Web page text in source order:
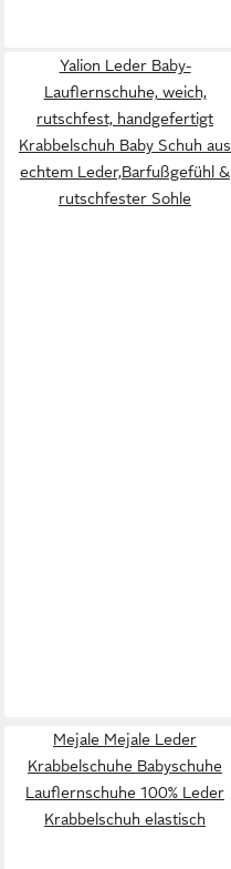
Yalion Leder Baby-
Lauflernschuhe, weich,
rutschfest, handgefertigt
Krabbelschuh Baby Schuh aus
echtem Leder,Barfußgefühl &
rutschfester Sohle
Mejale Mejale Leder
Krabbelschuhe Babyschuhe
Lauflernschuhe 100% Leder
Krabbelschuh elastisch